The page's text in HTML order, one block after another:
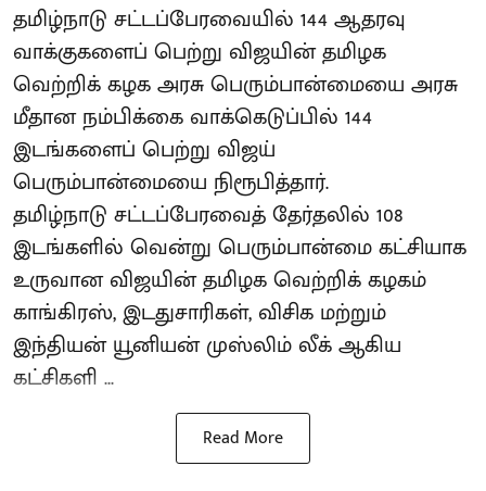
தமிழ்நாடு சட்டப்பேரவையில் 144 ஆதரவு
வாக்குகளைப் பெற்று விஜயின் தமிழக
வெற்றிக் கழக அரசு பெரும்பான்மையை அரசு
மீதான நம்பிக்கை வாக்கெடுப்பில் 144
இடங்களைப் பெற்று விஜய்
பெரும்பான்மையை நிரூபித்தார்.
தமிழ்நாடு சட்டப்பேரவைத் தேர்தலில் 108
இடங்களில் வென்று பெரும்பான்மை கட்சியாக
உருவான விஜயின் தமிழக வெற்றிக் கழகம்
காங்கிரஸ், இடதுசாரிகள், விசிக மற்றும்
இந்தியன் யூனியன் முஸ்லிம் லீக் ஆகிய
கட்சிகளி ...
Read More